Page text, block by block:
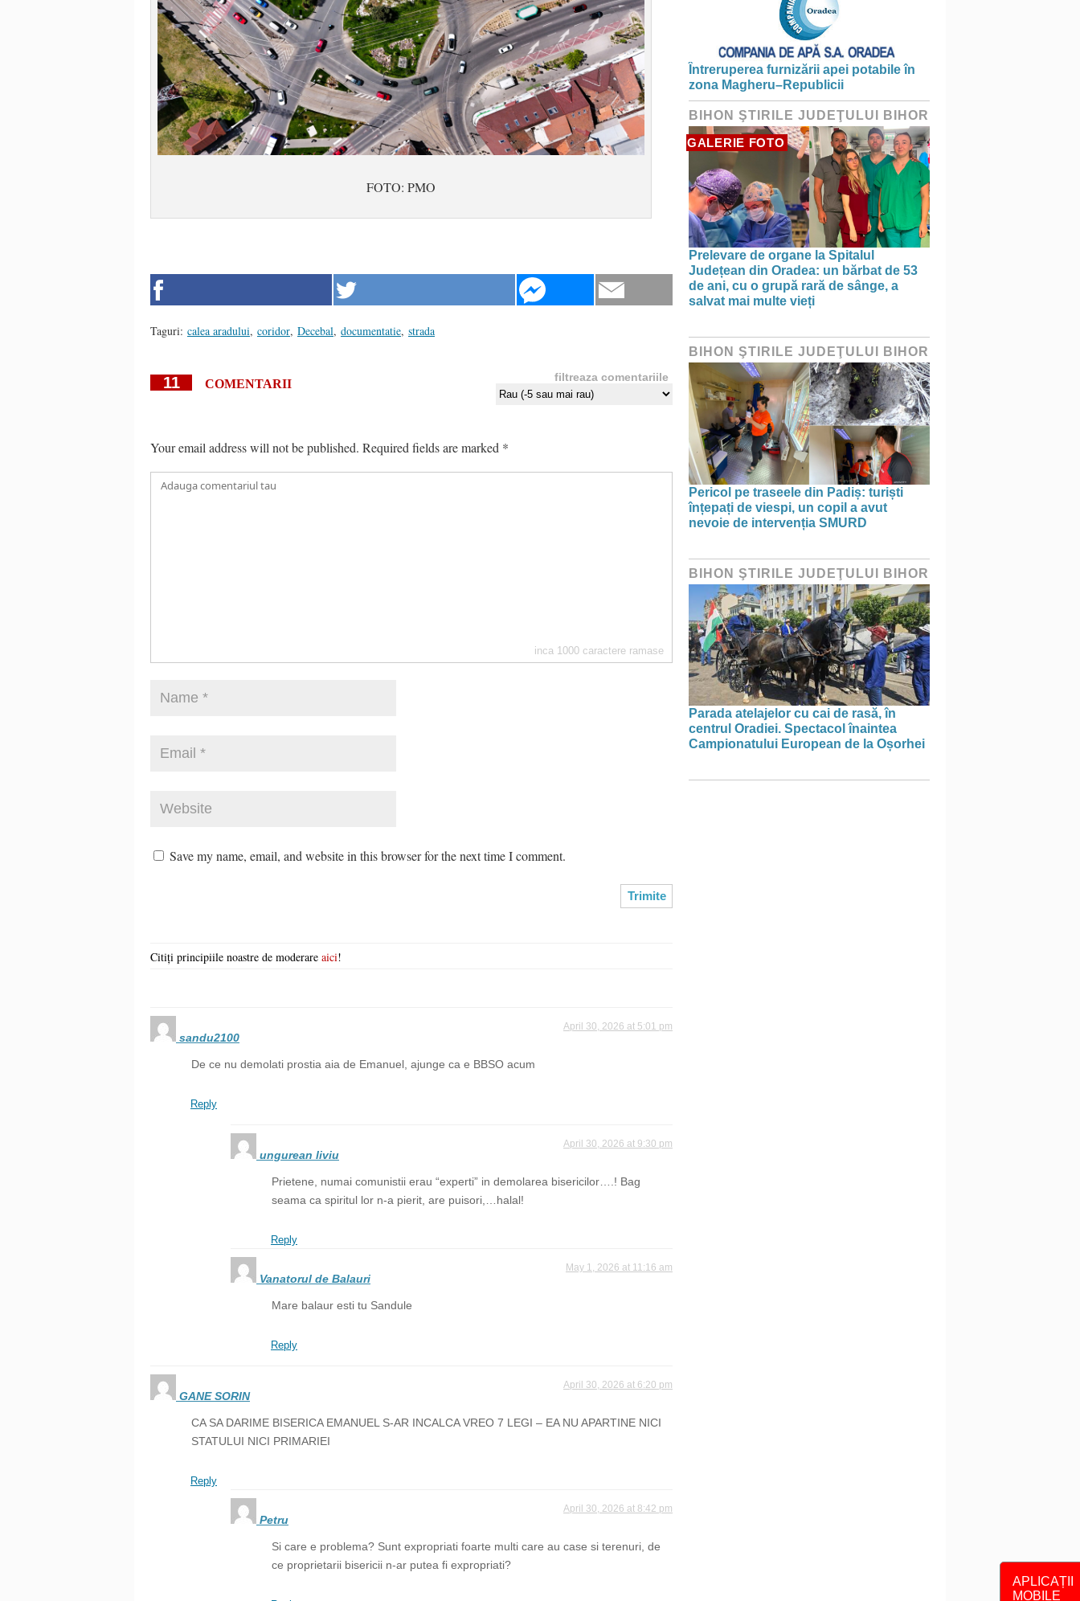
APLICAȚII
MOBILE
FOTO: PMO
Taguri: calea aradului, coridor, Decebal, documentatie, strada
11 COMENTARII filtreaza comentariile
Your email address will not be published. Required fields are marked *
inca 1000 caractere ramase
Save my name, email, and website in this browser for the next time I comment.
Citiți principiile noastre de moderare aici!
sandu2100
April 30, 2026 at 5:01 pm
De ce nu demolati prostia aia de Emanuel, ajunge ca e BBSO acum
Reply
ungurean liviu
April 30, 2026 at 9:30 pm
Prietene, numai comunistii erau “experti” in demolarea bisericilor….! Bag
seama ca spiritul lor n-a pierit, are puisori,…halal!
Reply
Vanatorul de Balauri
May 1, 2026 at 11:16 am
Mare balaur esti tu Sandule
Reply
GANE SORIN
April 30, 2026 at 6:20 pm
CA SA DARIME BISERICA EMANUEL S-AR INCALCA VREO 7 LEGI – EA NU APARTINE NICI
STATULUI NICI PRIMARIEI
Reply
Petru
April 30, 2026 at 8:42 pm
Si care e problema? Sunt expropriati foarte multi care au case si terenuri, de
ce proprietarii bisericii n-ar putea fi expropriati?
Întreruperea furnizării apei potabile în
zona Magheru–Republicii
BIHON ŞTIRILE JUDEŢULUI BIHOR
GALERIE FOTO
Prelevare de organe la Spitalul
Județean din Oradea: un bărbat de 53
de ani, cu o grupă rară de sânge, a
salvat mai multe vieți
BIHON ŞTIRILE JUDEŢULUI BIHOR
Pericol pe traseele din Padiș: turiști
înțepați de viespi, un copil a avut
nevoie de intervenția SMURD
BIHON ŞTIRILE JUDEŢULUI BIHOR
Parada atelajelor cu cai de rasă, în
centrul Oradiei. Spectacol înaintea
Campionatului European de la Oșorhei